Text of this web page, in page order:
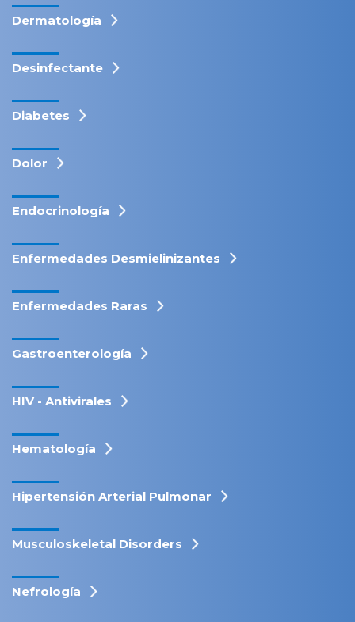
Dermatología
Desinfectante
Diabetes
Dolor
Endocrinología
Enfermedades Desmielinizantes
Enfermedades Raras
Gastroenterología
HIV - Antivirales
Hematología
Hipertensión Arterial Pulmonar
Musculoskeletal Disorders
Nefrología